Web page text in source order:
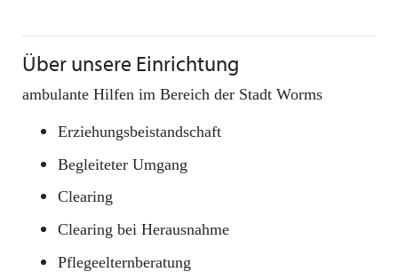
Über unsere Einrichtung
ambulante Hilfen im Bereich der Stadt Worms
Erziehungsbeistandschaft
Begleiteter Umgang
Clearing
Clearing bei Herausnahme
Pflegeelternberatung